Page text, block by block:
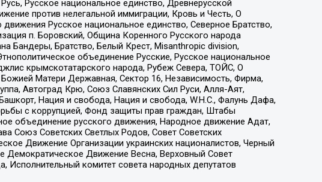
Русское национальное единство, Древнерусской
против нелегальной иммиграции, Кровь и Честь, О
Русское национальное единство, Северное Братство,
п. Боровский, Община Коренного Русского народа
Бандеры, Братство, Белый Крест, Misanthropic division,
объединение Русские, Русское национальное
крымскотатарского народа, Рубеж Севера, ТОЙС, О
Матери Державная, Сектор 16, Независимость, Фирма,
Автоград Крю, Союз Славянских Сил Руси, Алля-Аят,
Нация и свобода, Нация и свобода, W.H.С., Фалунь Дафа,
с коррупцией, Фонд защиты прав граждан, Штабы
объединение русского движения, Народное движение Адат,
Союз Советских Светлых Родов, Совет Советских
Движение Организации украинских националистов, Черный
Демократическое Движение Весна, Верховный Совет
Исполнительный комитет совета народных депутатов